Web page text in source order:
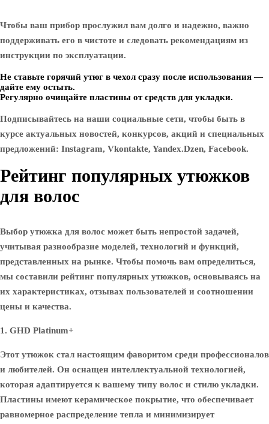
Чтобы ваш прибор прослужил вам долго и надежно, важно
поддерживать его в чистоте и следовать рекомендациям из
инструкции по эксплуатации.
Не ставьте горячий утюг в чехол сразу после использования —
дайте ему остыть.
Регулярно очищайте пластины от средств для укладки.
Подписывайтесь на наши социальные сети, чтобы быть в
курсе актуальных новостей, конкурсов, акций и специальных
предложений: Instagram, Vkontakte, Yandex.Dzen, Facebook.
Рейтинг популярных утюжков
для волос
Выбор утюжка для волос может быть непростой задачей,
учитывая разнообразие моделей, технологий и функций,
представленных на рынке. Чтобы помочь вам определиться,
мы составили рейтинг популярных утюжков, основываясь на
их характеристиках, отзывах пользователей и соотношении
цены и качества.
1. GHD Platinum+
Этот утюжок стал настоящим фаворитом среди профессионалов
и любителей. Он оснащен интеллектуальной технологией,
которая адаптируется к вашему типу волос и стилю укладки.
Пластины имеют керамическое покрытие, что обеспечивает
равномерное распределение тепла и минимизирует